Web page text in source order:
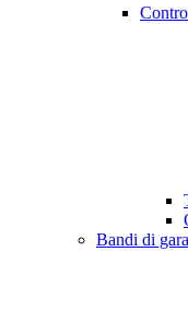
Bandi di